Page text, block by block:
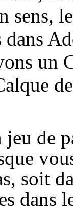
sens,
un
jeu de
soit
dans